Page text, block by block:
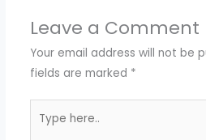
Leave a Comment
Your email address will not be
fields are marked *
here..